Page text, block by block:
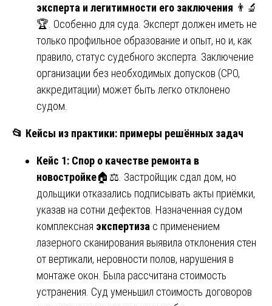
эксперта и легитимности его заключения 👨🔬
🏆. Особенно для суда. Эксперт должен иметь не
только профильное образование и опыт, но и, как
правило, статус судебного эксперта. Заключение
организации без необходимых допусков (СРО,
аккредитации) может быть легко отклонено
судом.
📂 Кейсы из практики: примеры решённых задач
Кейс 1: Спор о качестве ремонта в
новостройке🏠⚖️. Застройщик сдал дом, но
дольщики отказались подписывать акты приёмки,
указав на сотни дефектов. Назначенная судом
комплексная экспертиза с применением
лазерного сканирования выявила отклонения стен
от вертикали, неровности полов, нарушения в
монтаже окон. Была рассчитана стоимость
устранения. Суд уменьшил стоимость договоров